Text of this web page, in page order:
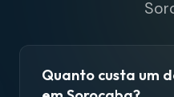
Quanto custa um